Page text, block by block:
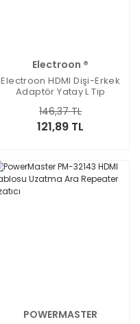
Electroon ®
Electroon HDMI Dişi-Erkek
Adaptör Yatay L Tip
121,89 TL
146,37 TL
POWERMASTER